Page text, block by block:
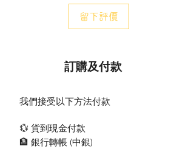
Colour Temperature : 3000K
Lumen Output : 425lm
留下評價
訂購及付款
我們接受以下方法付款
💱 貨到現金付款
🏦 銀行轉帳 (​中銀)